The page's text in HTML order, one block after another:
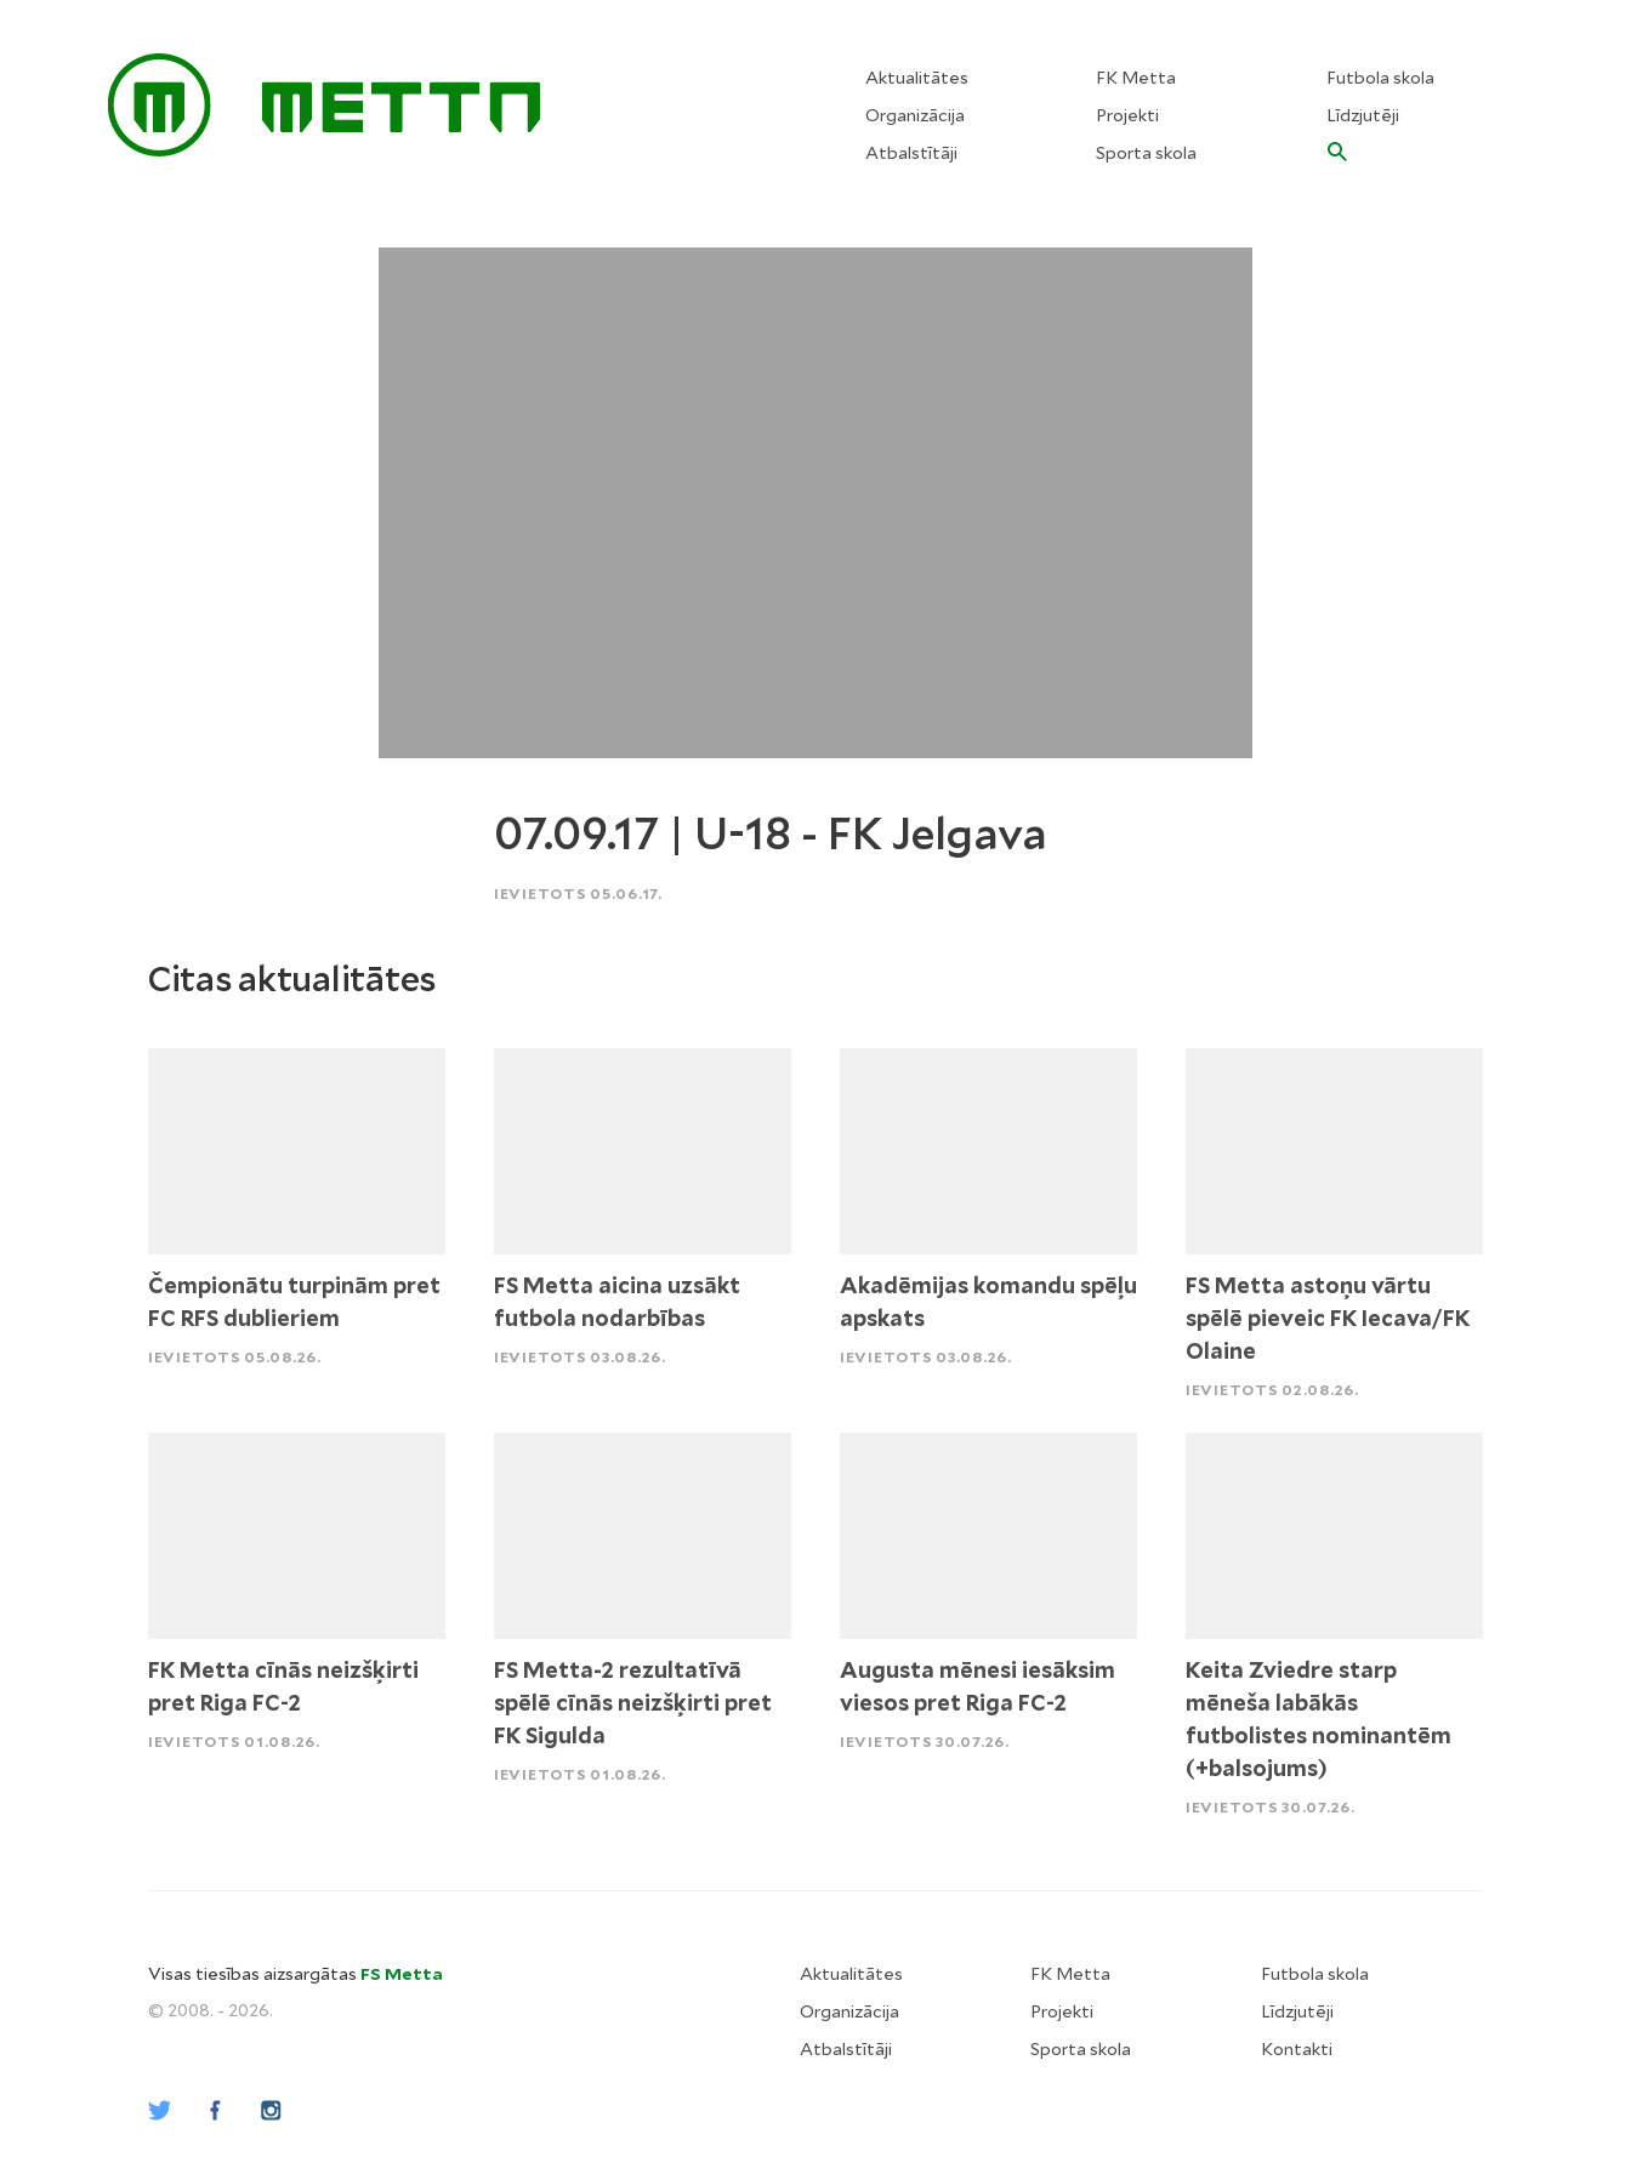
Aktualitātes
Organizācija
Atbalstītāji
FK Metta
Projekti
Sporta skola
Futbola skola
Līdzjutēji
07.09.17 | U-18 - FK Jelgava
IEVIETOTS 05.06.17.
Citas aktualitātes
Čempionātu turpinām pret
FC RFS dublieriem
IEVIETOTS 05.08.26.
FS Metta aicina uzsākt
futbola nodarbības
IEVIETOTS 03.08.26.
Akadēmijas komandu spēļu
apskats
IEVIETOTS 03.08.26.
FS Metta astoņu vārtu
spēlē pieveic FK Iecava/FK
Olaine
IEVIETOTS 02.08.26.
FK Metta cīnās neizšķirti
pret Riga FC-2
IEVIETOTS 01.08.26.
FS Metta-2 rezultatīvā
spēlē cīnās neizšķirti pret
FK Sigulda
IEVIETOTS 01.08.26.
Augusta mēnesi iesāksim
viesos pret Riga FC-2
IEVIETOTS 30.07.26.
Keita Zviedre starp
mēneša labākās
futbolistes nominantēm
(+balsojums)
IEVIETOTS 30.07.26.
Visas tiesības aizsargātas FS Metta
© 2008. - 2026.
Aktualitātes
Organizācija
Atbalstītāji
FK Metta
Projekti
Sporta skola
Futbola skola
Līdzjutēji
Kontakti